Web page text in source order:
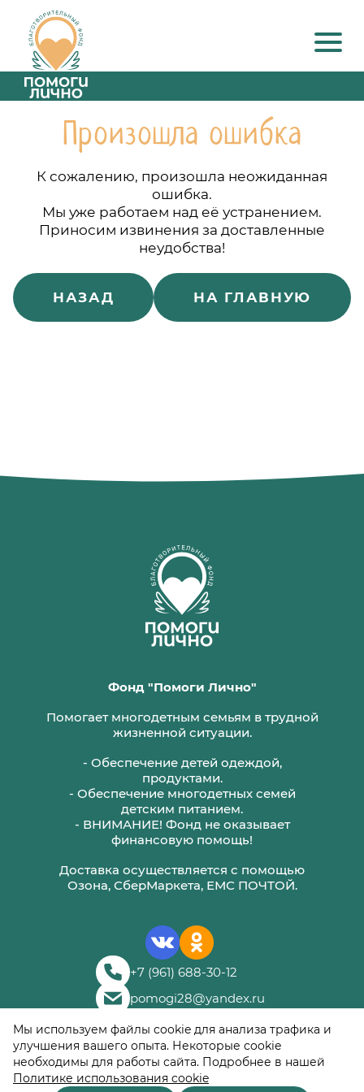
Произошла ошибка
К сожалению, произошла неожиданная
ошибка.
Мы уже работаем над её устранением.
Приносим извинения за доставленные
неудобства!
НАЗАД НА ГЛАВНУЮ
Фонд "Помоги Лично"
Помогает многодетным семьям в трудной
жизненной ситуации.
- Обеспечение детей одеждой,
продуктами.
- Обеспечение многодетных семей
детским питанием.
- ВНИМАНИЕ! Фонд не оказывает
финансовую помощь!
Доставка осуществляется с помощью
Озона, СберМаркета, ЕМС ПОЧТОЙ.
+7 (961) 688-30-12
pomogi28@yandex.ru
Благотворительный
фонд «Помоги Лично»
Мы используем файлы cookie для анализа трафика и
улучшения вашего опыта. Некоторые cookie
необходимы для работы сайта. Подробнее в нашей
Политике использования cookie